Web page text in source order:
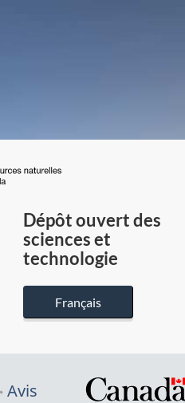
du
Canada
Dépôt ouvert des
sciences et
technologie
Français
Avis